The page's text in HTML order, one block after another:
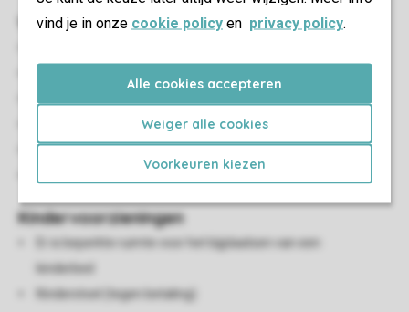
vind je in onze cookie policy en privacy policy.
Alle cookies accepteren
Weiger alle cookies
Voorkeuren kiezen
Woon-/eetkamer
Flatscreen-tv
Streamingdiensten beschikbaar
HDMI-aansluiting
Kindervoorzieningen
Er is beperkte ruimte voor het bijplaatsen van een
kinderbed
Kinderstoel (tegen betaling)